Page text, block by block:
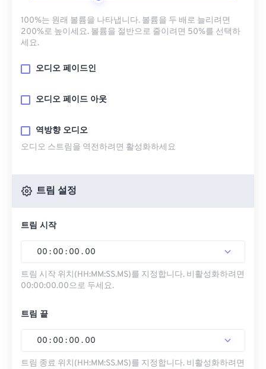
100%는 원래 볼륨을 나타냅니다. 볼륨을 두 배로 늘리려면
200%로 높이세요. 볼륨을 절반으로 줄이려면 50%를 선택하
세요.
오디오 페이드인
오디오 페이드 아웃
역방향 오디오
오디오 스트림을 역전하려면 활성화하세요
트림 설정
트림 시작
00 : 00 : 00 . 00
트림 시작 위치(HH:MM:SS.MS)를 지정합니다. 비활성화하려면
00:00:00.00으로 두세요.
트림 끝
00 : 00 : 00 . 00
트림 종료 위치(HH:MM:SS.MS)를 지정합니다. 비활성화하려면